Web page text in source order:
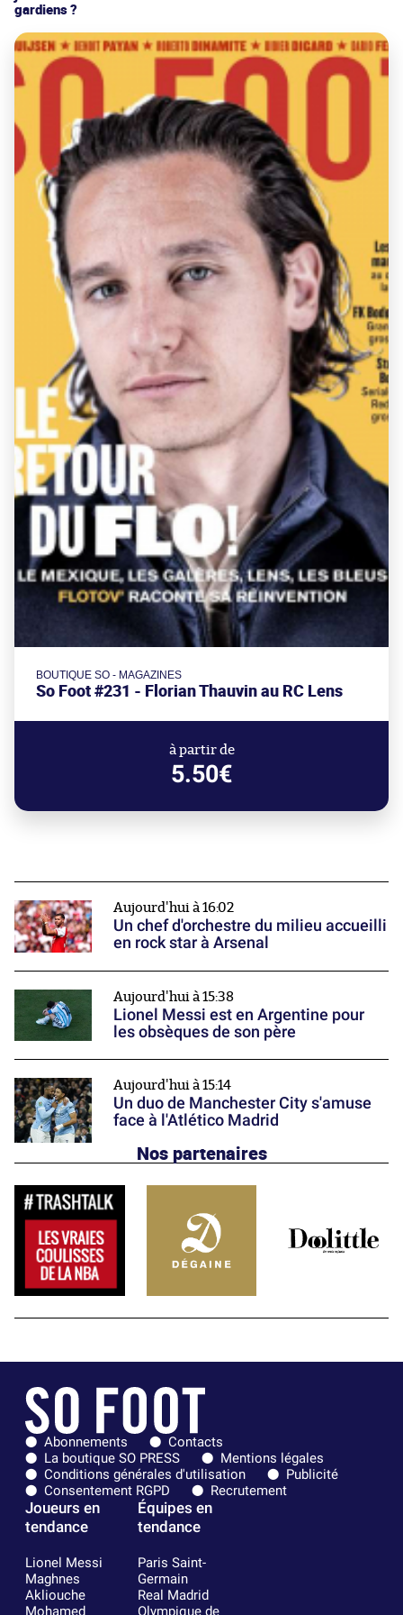
gardiens ?
BOUTIQUE SO - MAGAZINES
So Foot #231 - Florian Thauvin au RC Lens
à partir de
5.50€
Aujourd'hui à 16:02
Un chef d'orchestre du milieu accueilli
en rock star à Arsenal
Aujourd'hui à 15:38
Lionel Messi est en Argentine pour
les obsèques de son père
Aujourd'hui à 15:14
Un duo de Manchester City s'amuse
face à l'Atlético Madrid
Nos partenaires
Abonnements
Contacts
La boutique SO PRESS
Mentions légales
Conditions générales d'utilisation
Publicité
Consentement RGPD
Recrutement
Joueurs en
tendance
Lionel Messi
Maghnes
Akliouche
Mohamed
Équipes en
tendance
Paris Saint-
Germain
Real Madrid
Olympique de